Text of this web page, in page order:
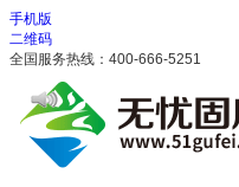
手机版
二维码
全国服务热线：400-666-5251